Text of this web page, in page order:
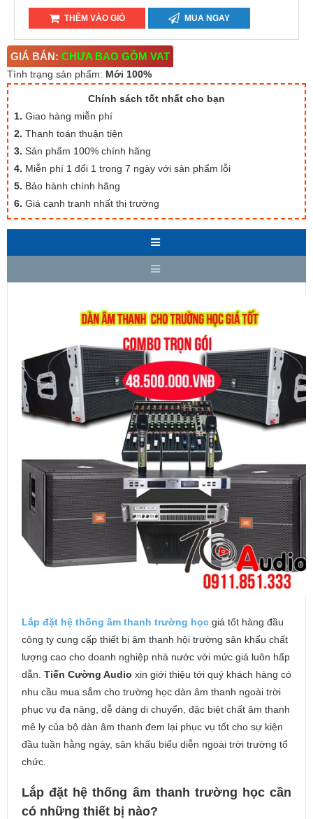
THÊM VÀO GIỎ MUA NGAY
GIÁ BÁN: CHƯA BAO GỒM VAT
Tình trạng sản phẩm: Mới 100%
Chính sách tốt nhất cho bạn
1. Giao hàng miễn phí
2. Thanh toán thuận tiện
3. Sản phẩm 100% chính hãng
4. Miễn phí 1 đổi 1 trong 7 ngày với sản phẩm lỗi
5. Bảo hành chính hãng
6. Giá cạnh tranh nhất thị trường
Lắp đặt hệ thống âm thanh trường học giá tốt hàng đầu
công ty cung cấp thiết bị âm thanh hội trường sân khấu chất
lượng cao cho doanh nghiệp nhà nước với mức giá luôn hấp
dẫn. Tiến Cường Audio xin giới thiệu tới quý khách hàng có
nhu cầu mua sắm cho trường học dàn âm thanh ngoài trời
phục vụ đa năng, dễ dàng di chuyển, đặc biệt chất âm thanh
mê ly của bộ dàn âm thanh đem lại phục vụ tốt cho sự kiện
đầu tuần hằng ngày, sân khấu biểu diễn ngoài trời trường tổ
chức.
Lắp đặt hệ thống âm thanh trường học cần
có những thiết bị nào?